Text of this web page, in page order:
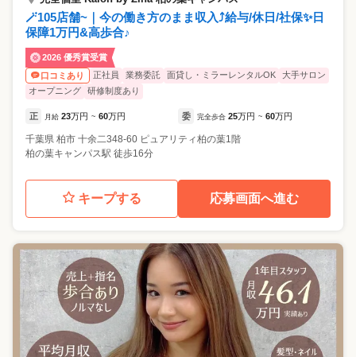
🪄105店舗~｜今の働き方のまま収入⤴️給与/休日/社保✨日
保障1万円&高歩合♪
2026 優秀賞受賞
口コミあり
正社員 業務委託 面貸し・ミラーレンタルOK
大手サロン
オープニング
研修制度あり
正 月給 23万円 ~ 60万円 委 完全歩合 25万円 ~ 60万円
千葉県 柏市 十余二348-60 ピュアリティ柏の葉1階
柏の葉キャンパス駅 徒歩16分
キープする 応募画面へ進む